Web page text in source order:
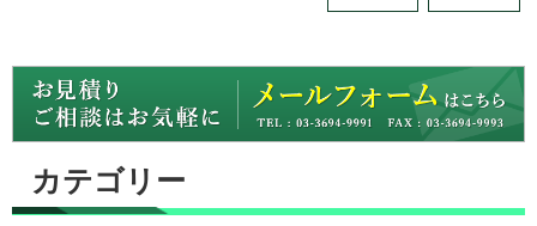
カテゴリー